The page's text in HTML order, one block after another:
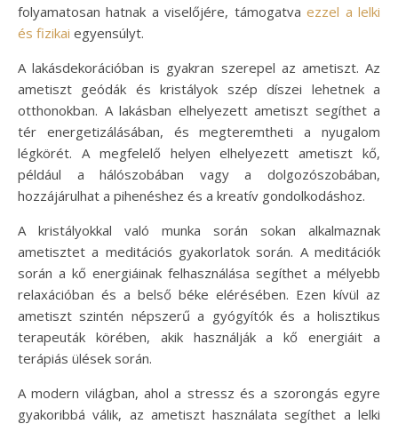
folyamatosan hatnak a viselőjére, támogatvaezzel a lelki
és fizikai egyensúlyt.
A lakásdekorációban is gyakran szerepel az ametiszt. Az
ametiszt geódák és kristályok szép díszei lehetnek a
otthonokban. A lakásban elhelyezett ametiszt segíthet a
tér energetizálásában, és megteremtheti a nyugalom
légkörét. A megfelelő helyen elhelyezett ametiszt kő,
például a hálószobában vagy a dolgozószobában,
hozzájárulhat a pihenéshez és a kreatív gondolkodáshoz.
A kristályokkal való munka során sokan alkalmaznak
ametisztet a meditációs gyakorlatok során. A meditációk
során a kő energiáinak felhasználása segíthet a mélyebb
relaxációban és a belső béke elérésében. Ezen kívül az
ametiszt szintén népszerű a gyógyítók és a holisztikus
terapeuták körében, akik használják a kő energiáit a
terápiás ülések során.
A modern világban, ahol a stressz és a szorongás egyre
gyakoribbá válik, az ametiszt használata segíthet a lelki